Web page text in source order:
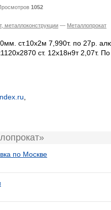
1052
металлоконструкции — Металлопрокат
ст.10х2м 7,990т. по 27р.
ст. 12х18н9т 2,07т. По
по Москве